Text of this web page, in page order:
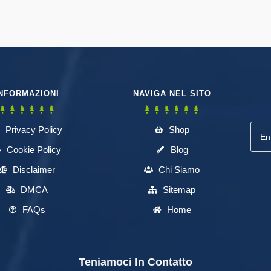
Privacy Policy
Cookie Policy
Disclaimer
DMCA
FAQs
NAVIGA NEL SITO
Shop
Blog
Chi Siamo
Sitemap
Home
Teniamoci In Contatto